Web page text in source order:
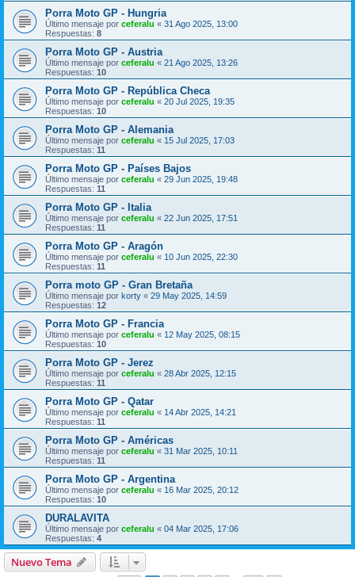
Porra Moto GP - Hungria
Último mensaje por ceferalu « 31 Ago 2025, 13:00
Respuestas: 8
Porra Moto GP - Austria
Último mensaje por ceferalu « 21 Ago 2025, 13:26
Respuestas: 10
Porra Moto GP - República Checa
Último mensaje por ceferalu « 20 Jul 2025, 19:35
Respuestas: 10
Porra Moto GP - Alemania
Último mensaje por ceferalu « 15 Jul 2025, 17:03
Respuestas: 11
Porra Moto GP - Países Bajos
Último mensaje por ceferalu « 29 Jun 2025, 19:48
Respuestas: 11
Porra Moto GP - Italia
Último mensaje por ceferalu « 22 Jun 2025, 17:51
Respuestas: 11
Porra Moto GP - Aragón
Último mensaje por ceferalu « 10 Jun 2025, 22:30
Respuestas: 11
Porra moto GP - Gran Bretaña
Último mensaje por korty « 29 May 2025, 14:59
Respuestas: 12
Porra Moto GP - Francia
Último mensaje por ceferalu « 12 May 2025, 08:15
Respuestas: 10
Porra Moto GP - Jerez
Último mensaje por ceferalu « 28 Abr 2025, 12:15
Respuestas: 11
Porra Moto GP - Qatar
Último mensaje por ceferalu « 14 Abr 2025, 14:21
Respuestas: 11
Porra Moto GP - Américas
Último mensaje por ceferalu « 31 Mar 2025, 10:11
Respuestas: 11
Porra Moto GP - Argentina
Último mensaje por ceferalu « 16 Mar 2025, 20:12
Respuestas: 10
DURALAVITA
Último mensaje por ceferalu « 04 Mar 2025, 17:06
Respuestas: 4
Nuevo Tema